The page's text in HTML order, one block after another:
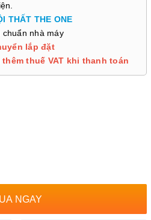
THẤT THE ONE
nhà máy
lắp đặt
thuế VAT khi thanh toán
NGAY